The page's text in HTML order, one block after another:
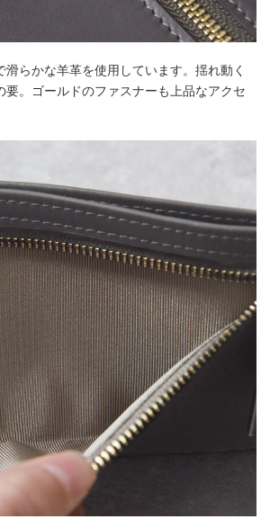
滑らかな羊革を使用しています。揺れ動く
要。ゴールドのファスナーも上品なアクセ